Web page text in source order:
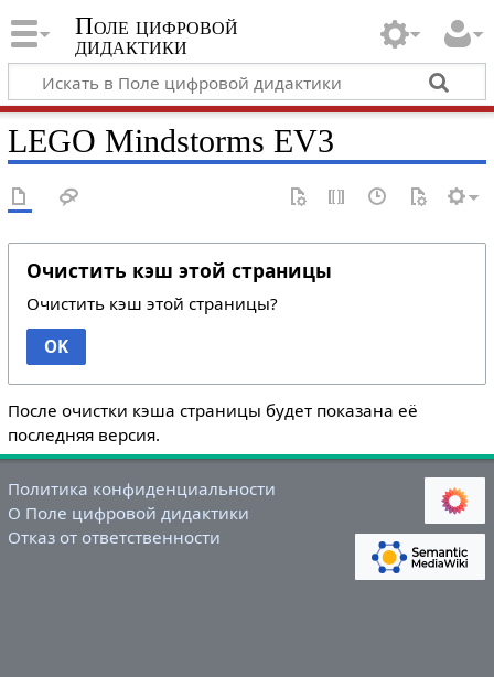
Поле цифровой
дидактики
LEGO Mindstorms EV3
Очистить кэш этой страницы
Очистить кэш этой страницы?
OK
После очистки кэша страницы будет показана её
последняя версия.
Политика конфиденциальности
О Поле цифровой дидактики
Отказ от ответственности